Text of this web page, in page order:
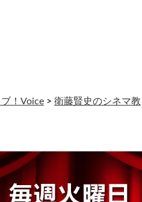
！Voice > 衛藤賢史のシネマ教